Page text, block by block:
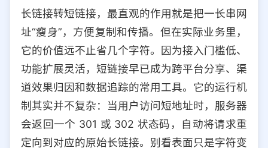
iOS Android PC 其他
选择允许访问的平台类型
长链接转短链接，最直观的作用就是把一长串网
址“瘦身”，方便复制和传播。但在实际业务里，
它的价值远不止省几个字符。因为接入门槛低、
功能扩展灵活，短链接早已成为跨平台分享、渠
道效果归因和数据追踪的常用工具。它的运行机
制其实并不复杂：当用户访问短地址时，服务器
会返回一个 301 或 302 状态码，自动将请求重
定向到对应的原始长链接。别看表面只是字符变